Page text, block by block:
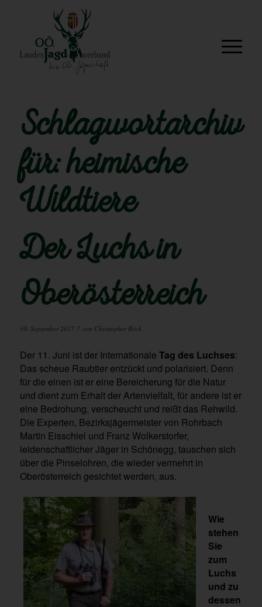
Schlagwortarchiv
für:heimische
Wildtiere
Der Luchs in
Oberösterreich
10. September 2017 / von Christopher Böck
Der 11. Juni ist der Internationale Tag des Luchses:
Das scheue Raubtier entzückt und polarisiert. Denn
für die einen ist er eine Bereicherung für die Natur
und dient zum Erhalt der Artenvielfalt, für andere ist er
eine Bedrohung, verscheucht und reißt das Rehwild.
Die Experten, Bezirksjägermeister von Rohrbach
Martin Eisschiel und Franz Wolkerstorfer,
leidenschaftlicher Jäger in Schönegg, tauschen sich
über die Pinselohren, die wieder vermehrt in
Oberösterreich gesichtet werden, aus.
Wie
stehen
Sie
zum
Luchs
und zu
dessen